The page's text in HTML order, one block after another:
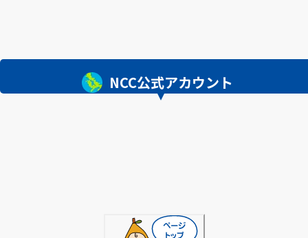
NCC公式アカウント